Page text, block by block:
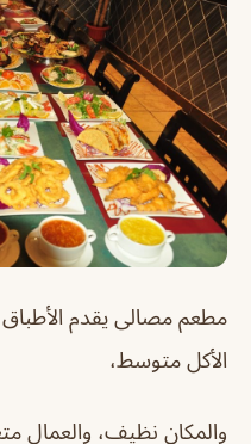
مطعم مصالى يقدم
الأكل متوسط،
والمكان نظيف، والعمال